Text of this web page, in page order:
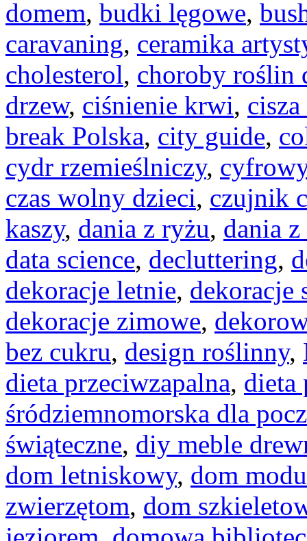
domem, budki lęgowe,
caravaning, ceramika
cholesterol, choroby roślin
drzew, ciśnienie krwi,
break Polska, city guide,
cydr rzemieślniczy,
czas wolny dzieci, czujnik
kaszy, dania z ryżu, dania
data science, decluttering,
dekoracje letnie, dekoracje
dekoracje zimowe,
bez cukru, design roślinny,
dieta przeciwzapalna, dieta
śródziemnomorska dla
świąteczne, diy meble
dom letniskowy, dom
zwierzętom, dom